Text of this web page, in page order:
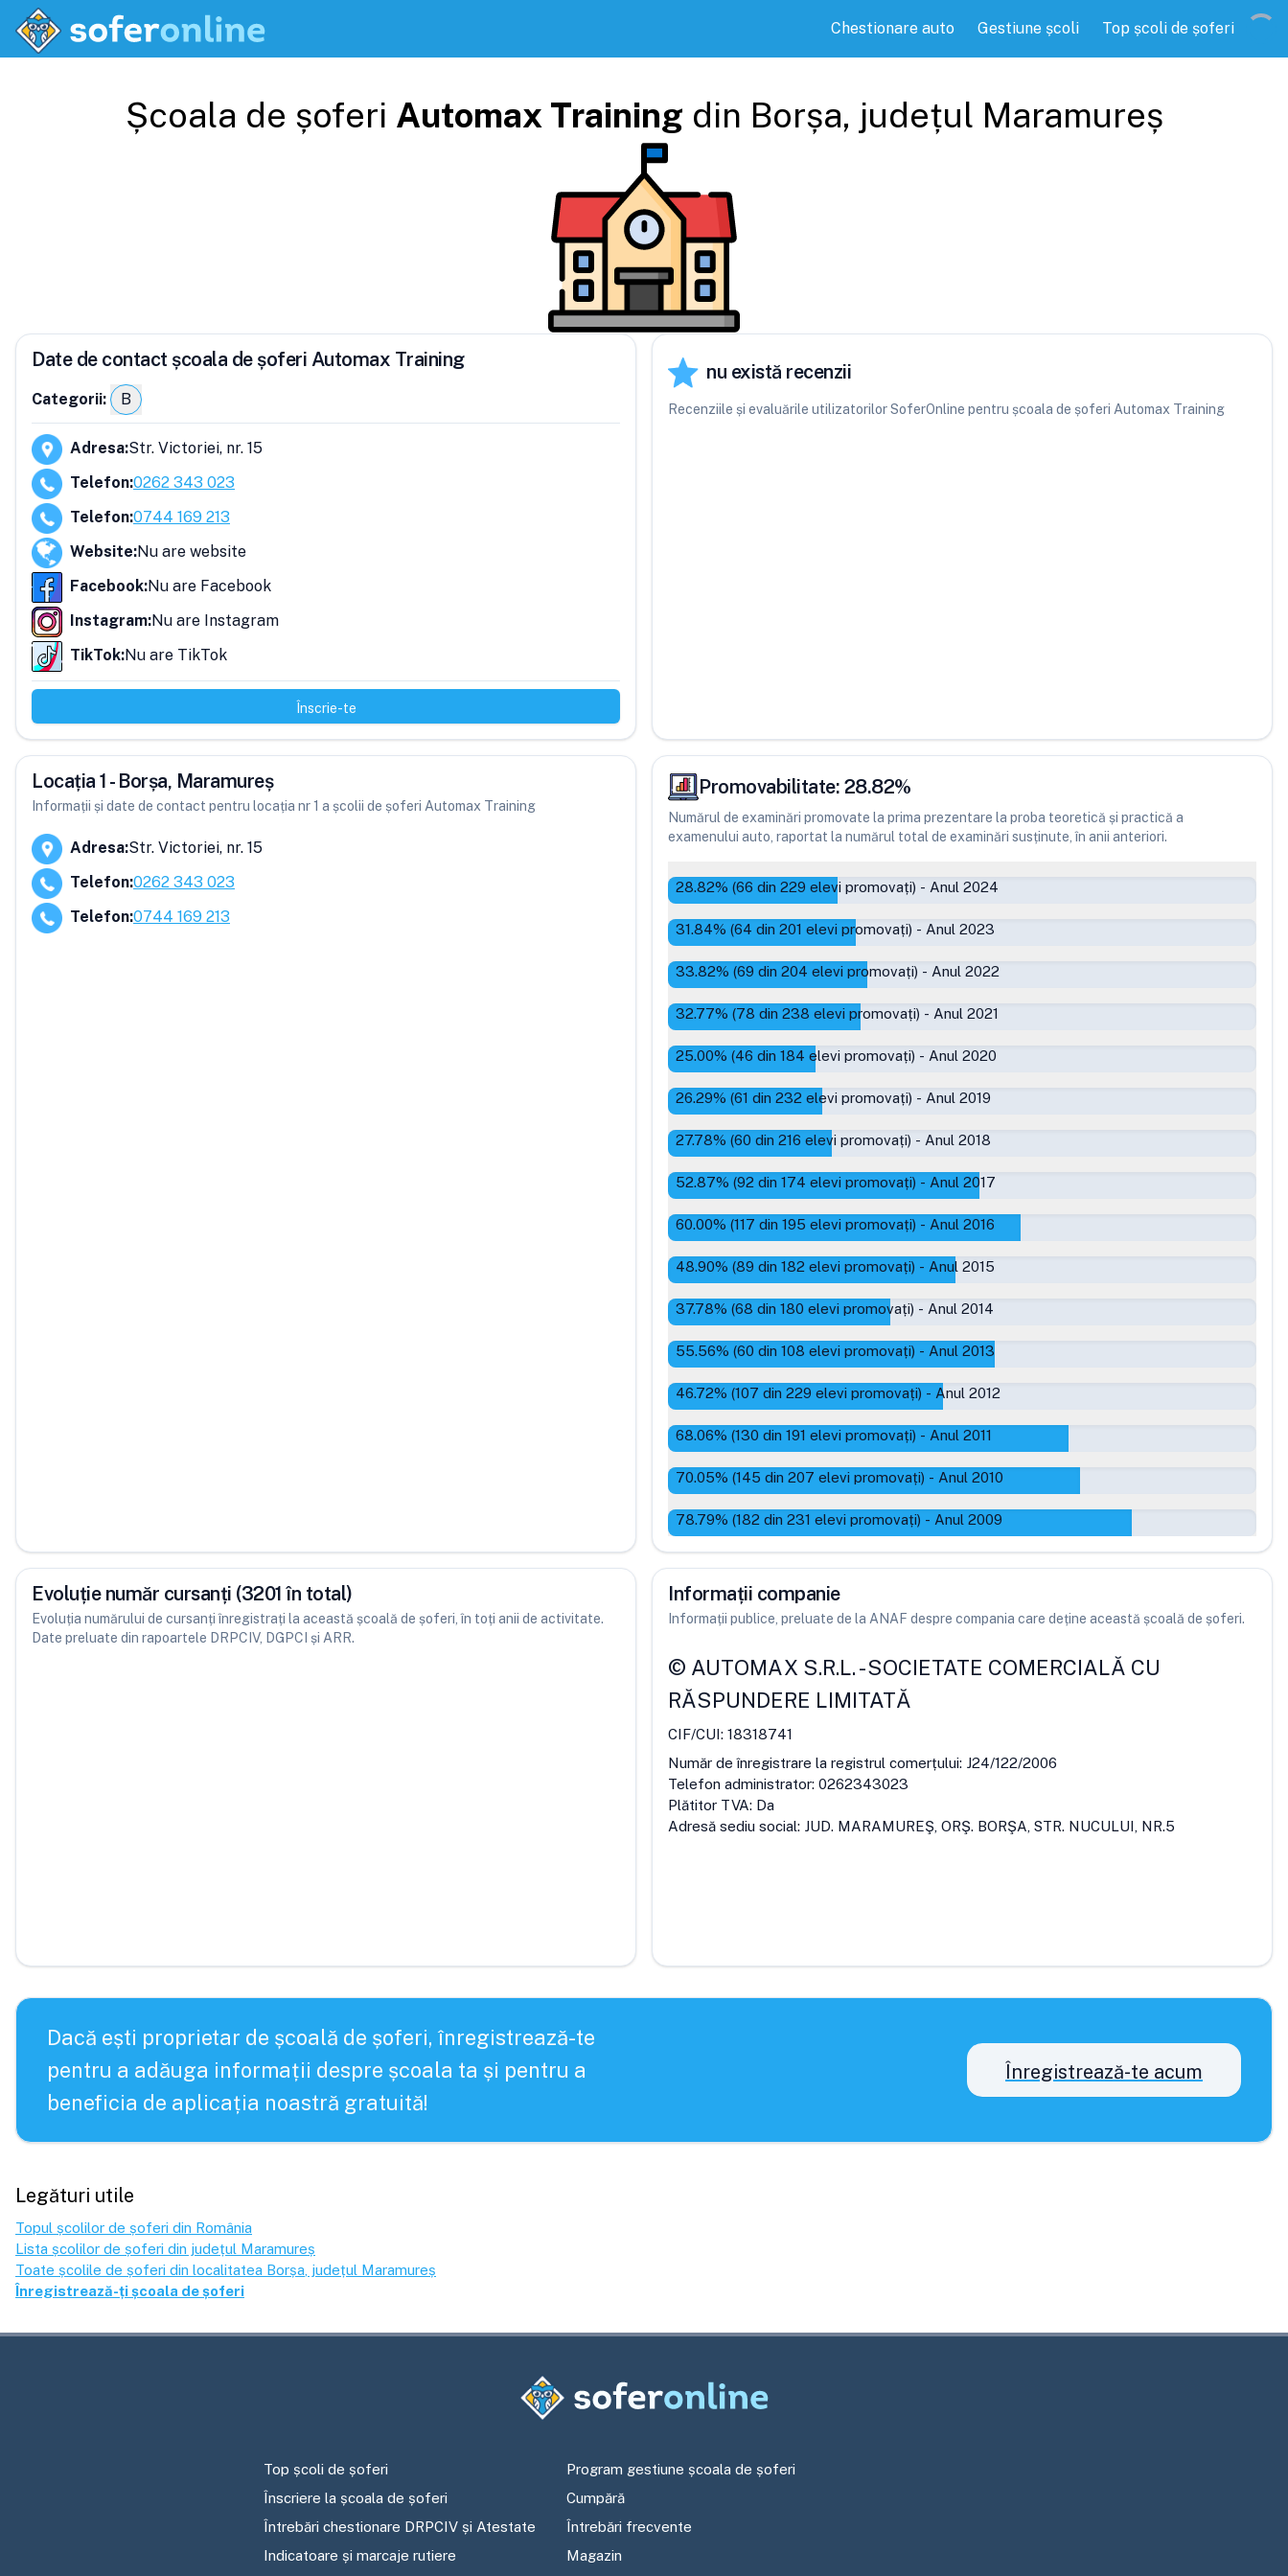
Chestionare auto Gestiune școli Top școli de șoferi
Școala de șoferi Automax Training din Borșa, județul Maramureș
Date de contact școala de șoferi Automax Training
Categorii: B
Adresa:Str. Victoriei, nr. 15
Telefon:0262 343 023
Telefon:0744 169 213
Website:Nu are website
Facebook:Nu are Facebook
Instagram:Nu are Instagram
TikTok:Nu are TikTok
Înscrie-te
nu există recenzii
Recenziile și evaluările utilizatorilor SoferOnline pentru școala de șoferi Automax Training
Locația 1 - Borșa, Maramureș
Informații și date de contact pentru locația nr 1 a școlii de șoferi Automax Training
Adresa:Str. Victoriei, nr. 15
Telefon:0262 343 023
Telefon:0744 169 213
Promovabilitate: 28.82%
Numărul de examinări promovate la prima prezentare la proba teoretică și practică a
examenului auto, raportat la numărul total de examinări susținute, în anii anteriori.
28.82% (66 din 229 elevi promovați) - Anul 2024
31.84% (64 din 201 elevi promovați) - Anul 2023
33.82% (69 din 204 elevi promovați) - Anul 2022
32.77% (78 din 238 elevi promovați) - Anul 2021
25.00% (46 din 184 elevi promovați) - Anul 2020
26.29% (61 din 232 elevi promovați) - Anul 2019
27.78% (60 din 216 elevi promovați) - Anul 2018
52.87% (92 din 174 elevi promovați) - Anul 2017
60.00% (117 din 195 elevi promovați) - Anul 2016
48.90% (89 din 182 elevi promovați) - Anul 2015
37.78% (68 din 180 elevi promovați) - Anul 2014
55.56% (60 din 108 elevi promovați) - Anul 2013
46.72% (107 din 229 elevi promovați) - Anul 2012
68.06% (130 din 191 elevi promovați) - Anul 2011
70.05% (145 din 207 elevi promovați) - Anul 2010
78.79% (182 din 231 elevi promovați) - Anul 2009
Evoluție număr cursanți (3201 în total)
Evoluția numărului de cursanți înregistrați la această școală de șoferi, în toți anii de activitate.
Date preluate din rapoartele DRPCIV, DGPCI și ARR.
Informații companie
Informații publice, preluate de la ANAF despre compania care deține această școală de șoferi.
© AUTOMAX S.R.L.-SOCIETATE COMERCIALĂ CU
RĂSPUNDERE LIMITATĂ
CIF/CUI: 18318741
Număr de înregistrare la registrul comerțului: J24/122/2006
Telefon administrator: 0262343023
Plătitor TVA: Da
Adresă sediu social: JUD. MARAMUREŞ, ORŞ. BORŞA, STR. NUCULUI, NR.5
Dacă ești proprietar de școală de șoferi, înregistrează-te
pentru a adăuga informații despre școala ta și pentru a
beneficia de aplicația noastră gratuită!
Înregistrează-te acum
Legături utile
Topul școlilor de șoferi din România
Lista școlilor de șoferi din județul Maramureș
Toate școlile de șoferi din localitatea Borșa , județul Maramureș
Înregistrează-ți școala de șoferi
Top școli de șoferi
Înscriere la școala de șoferi
Întrebări chestionare DRPCIV și Atestate
Indicatoare și marcaje rutiere
Program gestiune școala de șoferi
Cumpără
Întrebări frecvente
Magazin